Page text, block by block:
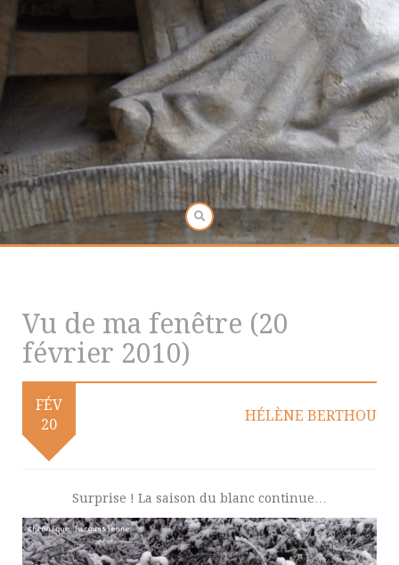
Vu de ma fenêtre (20
février 2010)
FÉV
20
HÉLÈNE BERTHOU
Surprise ! La saison du blanc continue…